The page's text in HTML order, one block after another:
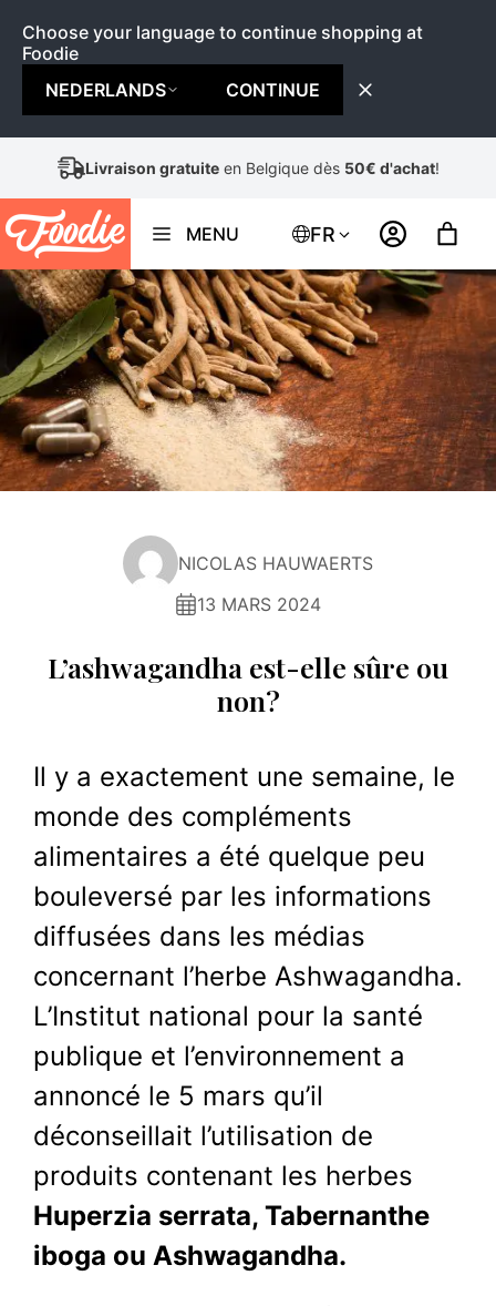
Choose your language to continue shopping at
Foodie
NEDERLANDS
CONTINUE
contenu
Livraison gratuiteen Belgique dès 50€ d'achat!
MENU FR
NICOLAS HAUWAERTS
13 MARS 2024
L’ashwagandha est-elle sûre ou
non?
Il y a exactement une semaine, le
monde des compléments
alimentaires a été quelque peu
bouleversé par les informations
diffusées dans les médias
concernant l’herbe Ashwagandha.
L’Institut national pour la santé
publique et l’environnement a
annoncé le 5 mars qu’il
déconseillait l’utilisation de
produits contenant les herbes
Huperzia serrata, Tabernanthe
iboga ou Ashwagandha.